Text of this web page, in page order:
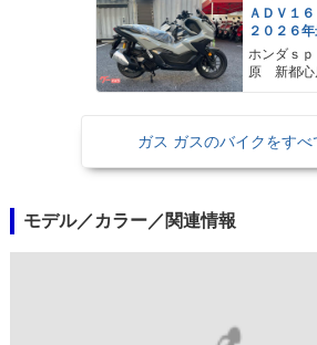
ＡＤＶ１
２０２６
ル パール
グレー
ー ２９Ｌ
ホンダｓ
原 新都心
ガス ガスのバイクをすべ
モデル／カラー／関連情報